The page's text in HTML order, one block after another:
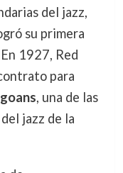
del jazz,
su primera
1927, Red
para
, una de las
jazz de la